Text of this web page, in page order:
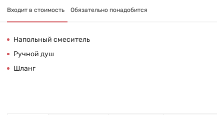
Входит в стоимость Обязательно понадобится
Напольный смеситель
Ручной душ
Шланг